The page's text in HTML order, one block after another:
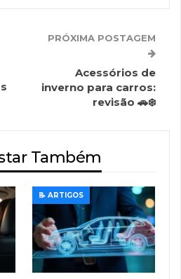
PRÓXIMA POSTAGEM
Acessórios de
inverno para carros:
revisão 🚗❄️
Também
📝 ARTIGOS